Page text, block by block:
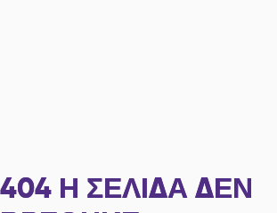
404 Η ΣΕΛΊΔΑ ΔΕΝ